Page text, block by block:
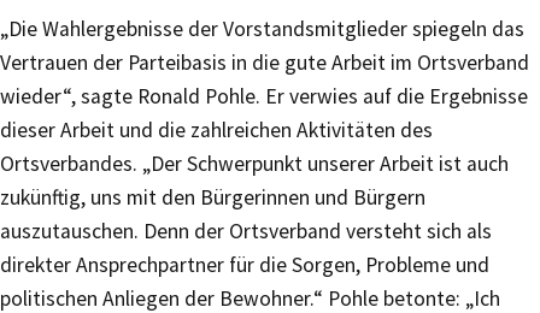
„Die Wahlergebnisse der Vorstandsmitglieder spiegeln das
Vertrauen der Parteibasis in die gute Arbeit im Ortsverband
wieder“, sagte Ronald Pohle. Er verwies auf die Ergebnisse
dieser Arbeit und die zahlreichen Aktivitäten des
Ortsverbandes. „Der Schwerpunkt unserer Arbeit ist auch
zukünftig, uns mit den Bürgerinnen und Bürgern
auszutauschen. Denn der Ortsverband versteht sich als
direkter Ansprechpartner für die Sorgen, Probleme und
politischen Anliegen der Bewohner.“ Pohle betonte: „Ich